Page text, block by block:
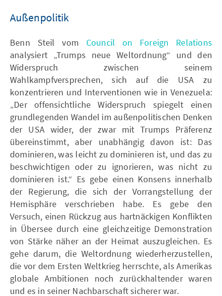
Außenpolitik
Benn Steil vom Council on Foreign Relations
analysiert „Trumps neue Weltordnung“ und den
Widerspruch zwischen seinem
Wahlkampfversprechen, sich auf die USA zu
konzentrieren und Interventionen wie in Venezuela:
„Der offensichtliche Widerspruch spiegelt einen
grundlegenden Wandel im außenpolitischen Denken
der USA wider, der zwar mit Trumps Präferenz
übereinstimmt, aber unabhängig davon ist: Das
dominieren, was leicht zu dominieren ist, und das zu
beschwichtigen oder zu ignorieren, was nicht zu
dominieren ist.“ Es gebe einen Konsens innerhalb
der Regierung, die sich der Vorrangstellung der
Hemisphäre verschrieben habe. Es gebe den
Versuch, einen Rückzug aus hartnäckigen Konflikten
in Übersee durch eine gleichzeitige Demonstration
von Stärke näher an der Heimat auszugleichen. Es
gehe darum, die Weltordnung wiederherzustellen,
die vor dem Ersten Weltkrieg herrschte, als Amerikas
globale Ambitionen noch zurückhaltender waren
und es in seiner Nachbarschaft sicherer war.